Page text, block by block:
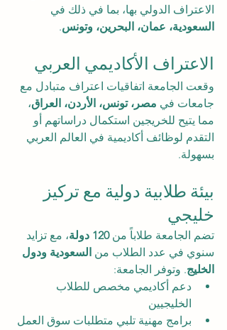
الاعتراف الدولي بها، بما في ذلك في
السعودية، عمان، البحرين، وتونس.
الاعتراف الأكاديمي العربي
وقعت الجامعة اتفاقيات اعتراف متبادل مع
جامعات في مصر، تونس، الأردن، العراق،
مما يتيح للخريجين استكمال دراساتهم أو
التقدم لوظائف أكاديمية في العالم العربي
بسهولة.
بيئة طلابية دولية مع تركيز
خليجي
تضم الجامعة طلاباً من 120 دولة
، مع تزايد
سنوي في عدد الطلاب من السعودية ودول
الخليج. وتوفر الجامعة:
دعم أكاديمي مخصص للطلاب
الخليجيين
برامج مهنية تلبي متطلبات سوق العمل